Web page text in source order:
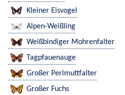
Kleiner Eisvogel
Alpen-Weißling
Weißbindiger Mohrenfalter
Tagpfauenauge
Großer Perlmuttfalter
Großer Fuchs